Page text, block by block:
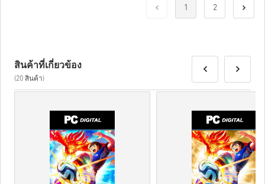
1 2
สินค้าที่เกี่ยวข้อง
(20 สินค้า)